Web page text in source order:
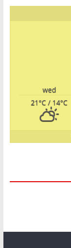
wed
21°C / 14°C